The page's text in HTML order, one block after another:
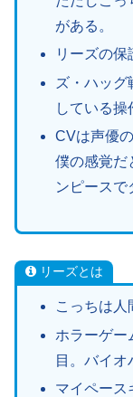
がある。
リーズの保
ズ・ハッグ
している操
CVは声優
僕の感覚だ
ンピースで
リーズとは
こっちは人
ホラーゲー
目。バイオ
マイペース